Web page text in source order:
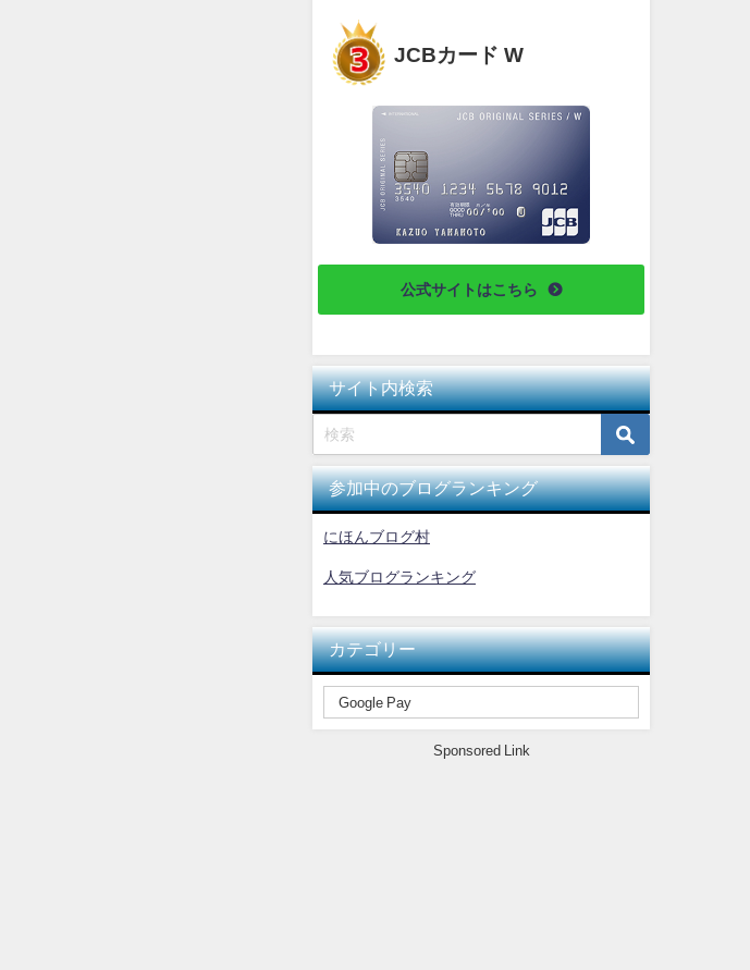
JCBカード W
公式サイトはこちら
サイト内検索
参加中のブログランキング
にほんブログ村
人気ブログランキング
カテゴリー
Sponsored Link